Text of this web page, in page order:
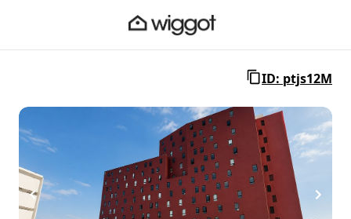
ID: ptjs12M